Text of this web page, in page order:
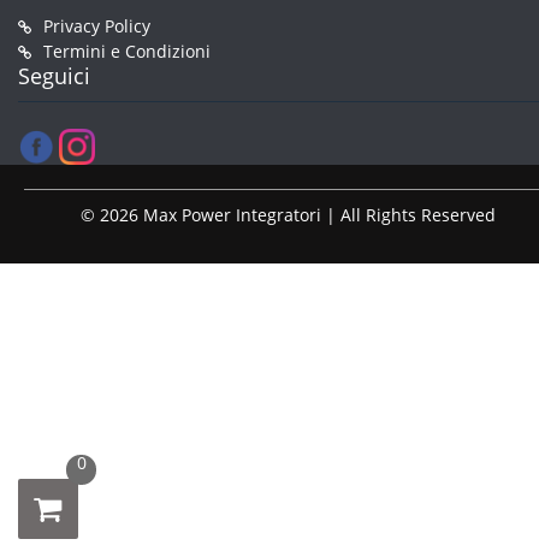
Privacy Policy
Termini e Condizioni
Seguici
© 2026 Max Power Integratori | All Rights Reserved
0